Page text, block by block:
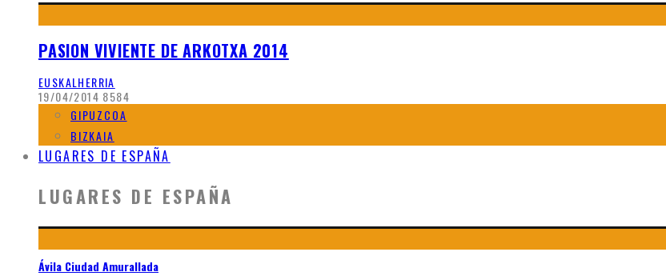
PASION VIVIENTE DE ARKOTXA 2014
EUSKALHERRIA
19/04/2014 8584
GIPUZCOA
BIZKAIA
LUGARES DE ESPAÑA
LUGARES DE ESPAÑA
Ávila Ciudad Amurallada